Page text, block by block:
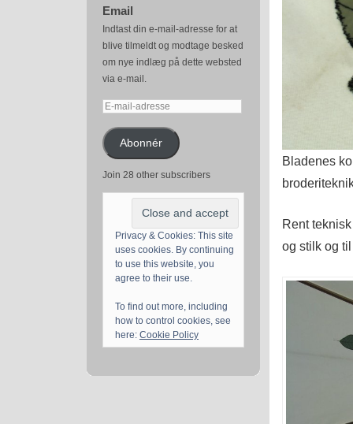
Email
Indtast din e-mail-adresse for at
blive tilmeldt og modtage besked
om nye indlæg på dette websted
via e-mail.
E-
adresseAbonnér
Join 28 other subscribers
Privacy & Cookies: This site
uses cookies. By continuing
to use this website, you
agree to their use.
To find out more, including
how to control cookies, see
here: Cookie Policy
Bladenes
Rent
og stilk og